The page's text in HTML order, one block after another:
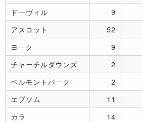
ドーヴィル
9
アスコット
52
ヨーク
9
チャーチルダウンズ
2
ベルモントパーク
2
エプソム
11
カラ
14